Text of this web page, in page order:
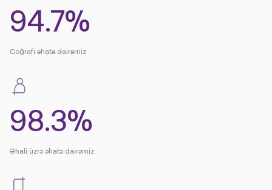
94.8%
Coğrafi əhatə dairəmiz
98.4%
Əhali üzrə əhatə dairəmiz